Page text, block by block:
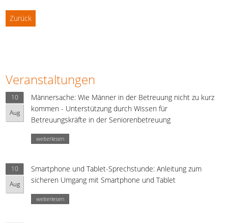
Zurück
Veranstaltungen
10
Aug
Männersache: Wie Männer in der Betreuung nicht zu kurz
kommen - Unterstützung durch Wissen für
Betreuungskräfte in der Seniorenbetreuung
weiterlesen
10
Aug
Smartphone und Tablet-Sprechstunde: Anleitung zum
sicheren Umgang mit Smartphone und Tablet
weiterlesen